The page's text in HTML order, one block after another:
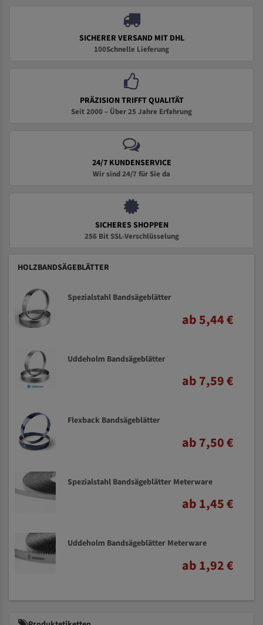
SICHERER VERSAND MIT DHL
100Schnelle Lieferung
PRÄZISION TRIFFT QUALITÄT
Seit 2000 – Über 25 Jahre Erfahrung
24/7 KUNDENSERVICE
Wir sind 24/7 für Sie da
SICHERES SHOPPEN
256 Bit SSL-Verschlüsselung
HOLZBANDSÄGEBLÄTTER
Spezialstahl Bandsägeblätter
ab 5,44 €
Uddeholm Bandsägeblätter
ab 7,59 €
Flexback Bandsägeblätter
ab 7,50 €
Spezialstahl Bandsägeblätter Meterware
ab 1,45 €
Uddeholm Bandsägeblätter Meterware
ab 1,92 €